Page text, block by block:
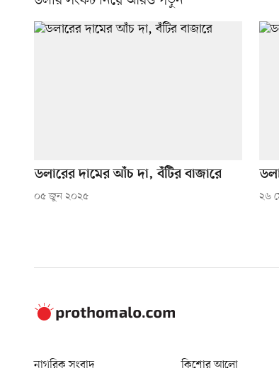
ডলারের দামের আঁচ দা, বঁটির বাজারে
০৫ জুন ২০২৫ ২৬